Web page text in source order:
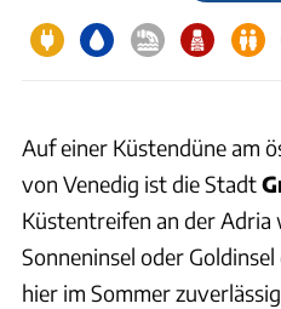
Auf einer Küstendüne am
von Venedig ist die Stadt
Küstentreifen an der
Sonneninsel oder
hier im Sommer